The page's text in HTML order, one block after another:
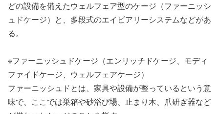
どの設備を備えたウェルフェア型のケージ（ファーニッシ
ュドケージ）と、多段式のエイビアリーシステムなどがあ
る。
※ファーニッシュドケージ（エンリッチドケージ、モディ
ファイドケージ、ウェルフェアケージ）
ファーニッシュドとは、家具や設備が整っているという意
味で、ここでは巣箱や砂浴び場、止まり木、爪研ぎ器など